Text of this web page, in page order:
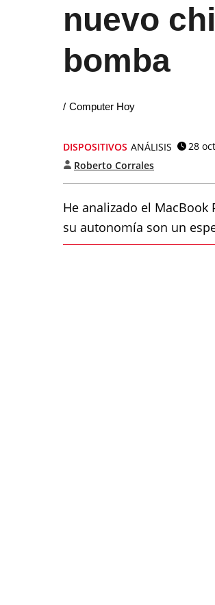
nuevo
bomba
Computer Hoy
DISPOSITIVOS ANÁLISIS
28
Roberto Corrales
He analizado el
su autonomía son un